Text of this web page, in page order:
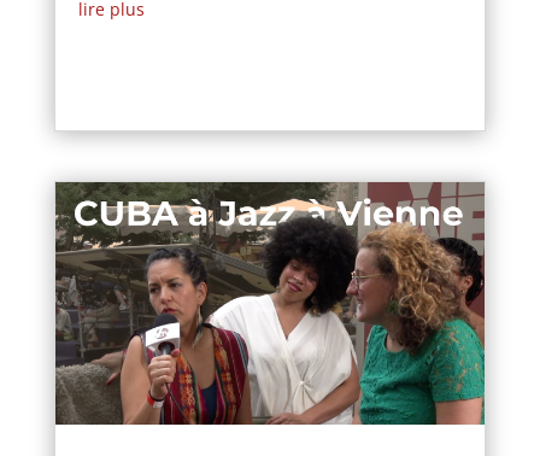
lire plus